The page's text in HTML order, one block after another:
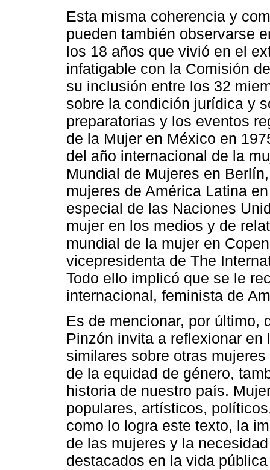
Esta misma coherencia y
pueden también observarse
los 18 años que vivió en el
infatigable con la Comisión
su inclusión entre los 32
sobre la condición jurídica y
preparatorias y los eventos
de la Mujer en México en
del año internacional de la
Mundial de Mujeres en
mujeres de América Latina
especial de las Naciones
mujer en los medios y de
mundial de la mujer en
vicepresidenta de The
Todo ello implicó que se le
internacional, feminista de
Es de mencionar, por último,
Pinzón invita a reflexionar
similares sobre otras
de la equidad de género,
historia de nuestro país.
populares, artísticos,
como lo logra este texto, la
de las mujeres y la
destacados en la vida